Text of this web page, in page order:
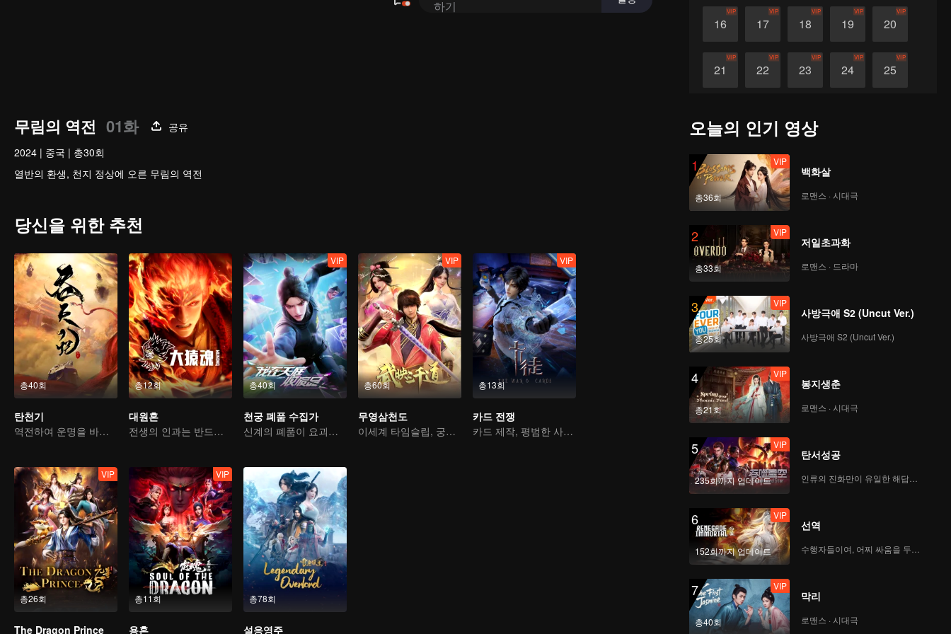
16
VIP
17
VIP
18
VIP
19
VIP
20
VIP
21
VIP
22
VIP
23
VIP
24
VIP
25
VIP
무림의 역전 01화
공유
2024 | 중국 | 총30회
열반의 환생, 천지 정상에 오른 무림의 역전
당신을 위한 추천
총40회
탄천기
역전하여 운명을 바꾸다, 서유기를 소재로 한 고전 선협물
총12회
대원혼
전생의 인과는 반드시 하늘을 물어뜯을 것
총40회
VIP
천궁 폐품 수집가
신계의 폐품이 요괴와 마물을 처단한다
총60회
VIP
무영삼천도
이세계 타임슬립, 궁상맞은 사위가 되다
총13회
VIP
카드 전쟁
카드 제작, 평범한 사람에서 영웅으로
총26회
VIP
The Dragon Prince
총11회
VIP
용혼
총78회
설응영주
오늘의 인기 영상
1
총36회
VIP
백화살
로맨스 · 시대극
2
총33회
VIP
저일초과화
로맨스 · 드라마
3
총25회
VIP
사방극애 S2 (Uncut Ver.)
사방극애 S2 (Uncut Ver.)
4
총21회
VIP
봉지생춘
로맨스 · 시대극
5
235회까지 업데이트
VIP
탄서성공
인류의 진화만이 유일한 해답이다
6
152회까지 업데이트
VIP
선역
7
총40회
VIP
막리
로맨스 · 시대극